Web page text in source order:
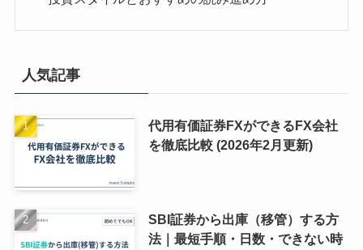
人気記事
代用有価証券FXができるFX会社
を徹底比較 (2026年2月更新)
SBI証券から出庫（移管）する方
法｜最短手順・日数・できない時